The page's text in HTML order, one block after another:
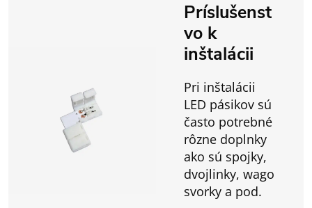
Príslušenst
vo k
inštalácii
Pri inštalácii
LED pásikov sú
často potrebné
rôzne doplnky
ako sú spojky,
dvojlinky, wago
svorky a pod.